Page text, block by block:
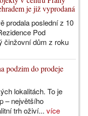
je již vyprodaná
prodala poslední z 10
Pod
činžovní dům z roku
podzim do prodeje
lokalitách. To je
– největšího
trh oživí... více